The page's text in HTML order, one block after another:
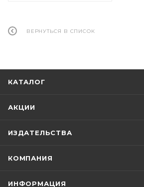
ВЕРНУТЬСЯ В СПИСОК
КАТАЛОГ
АКЦИИ
ИЗДАТЕЛЬСТВА
КОМПАНИЯ
ИНФОРМАЦИЯ